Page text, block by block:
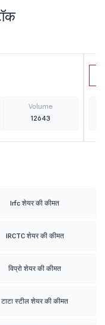
Volume
12643
Irfc शेयर की कीमत
IRCTC शेयर की कीमत
विप्रो शेयर की कीमत
टाटा स्टील शेयर की कीमत